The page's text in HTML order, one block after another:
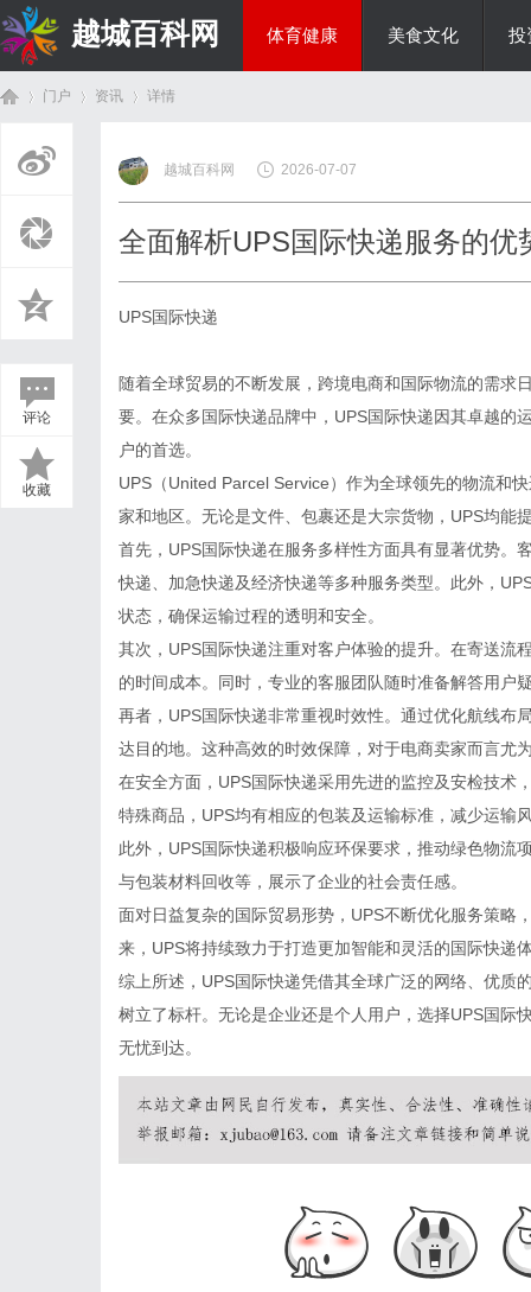
越城百科网 体育健康 美食文化 投
门户 资讯
›
详情
评论
收藏
越城百科网 2026-07-07
全面解析UPS国际快递服务的优
UPS国际快递
随着全球贸易的不断发展，跨境电商和国际物流的需求
要。在众多国际快递品牌中，UPS国际快递因其卓越的
户的首选。
UPS（United Parcel Service）作为全球领先的物流和
家和地区。无论是文件、包裹还是大宗货物，UPS均能
首先，UPS国际快递在服务多样性方面具有显著优势。
快递、加急快递及经济快递等多种服务类型。此外，
状态，确保运输过程的透明和安全。
其次，UPS国际快递注重对客户体验的提升。在寄送流
的时间成本。同时，专业的客服团队随时准备解答用户
再者，UPS国际快递非常重视时效性。通过优化航线布
达目的地。这种高效的时效保障，对于电商卖家而言尤
在安全方面，UPS国际快递采用先进的监控及安检技术
特殊商品，UPS均有相应的包装及运输标准，减少运输
此外，UPS国际快递积极响应环保要求，推动绿色物流
与包装材料回收等，展示了企业的社会责任感。
面对日益复杂的国际贸易形势，UPS不断优化服务策略
来，UPS将持续致力于打造更加智能和灵活的国际快递
综上所述，UPS国际快递凭借其全球广泛的网络、优质
树立了标杆。无论是企业还是个人用户，选择UPS国际
无忧到达。